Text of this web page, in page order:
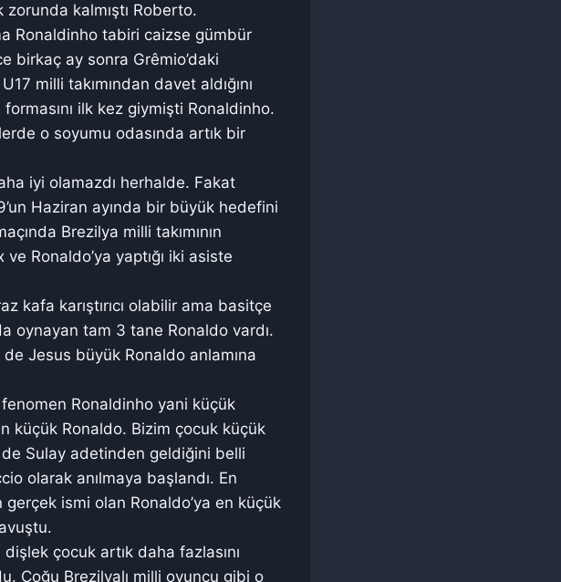
zorunda kalmıştı Roberto.
Ronaldinho tabiri caizse gümbür
birkaç ay sonra Grêmio’daki
milli takımından davet aldığını
ilk kez giymişti Ronaldinho.
o soyumu odasında artık bir
iyi olamazdı herhalde. Fakat
Haziran ayında bir büyük hedefini
Brezilya milli takımının
Ronaldo’ya yaptığı iki asiste
kafa karıştırıcı olabilir ama basitçe
oynayan tam 3 tane Ronaldo vardı.
Jesus büyük Ronaldo anlamına
Ronaldinho yani küçük
küçük Ronaldo. Bizim çocuk küçük
de Sulay adetinden geldiğini belli
olarak anılmaya başlandı. En
ismi olan Ronaldo’ya en küçük
çocuk artık daha fazlasını
Çoğu Brezilyalı milli oyuncu gibi o